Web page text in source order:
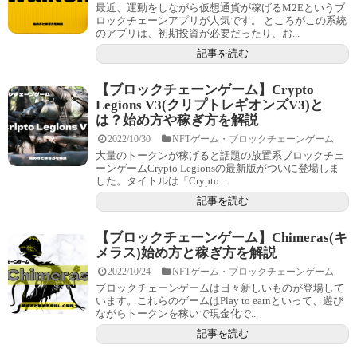
最近、運動をしながら仮想通貨が稼げるM2Eというブ
ロックチェーンアプリが人気です。 ところがこの系統
のアプリは、初期投資が必要だったり、お...
記事を読む
【ブロックチェーンゲーム】Crypto
Legions V3(クリプトレギオンズV3)と
は？始め方や稼ぎ方を解説
2022/10/30 NFTゲーム・ブロックチェーンゲーム
大量のトークンが稼げると話題の放置系ブロックチェ
ーンゲームCrypto Legionsの最新版がついに登場しま
した。タイトルは「Crypto...
記事を読む
【ブロックチェーンゲーム】Chimeras(キ
メラス)始め方と稼ぎ方を解説
2022/10/24 NFTゲーム・ブロックチェーンゲーム
ブロックチェーンゲームは日々新しいものが登場して
います。これらのゲームはPlay to earnといって、遊び
ながらトークンを稼いで現金化で...
記事を読む